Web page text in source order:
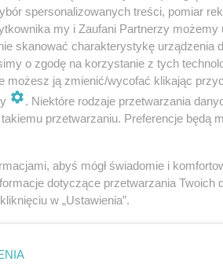
spersonalizowanych treści, pomiar
my i Zaufani Partnerzy
skanować charakterystykę urządzenia
o zgodę na korzystanie z tych
możesz ją zmienić/wycofać klikając
. Niektóre rodzaje przetwarzania
przetwarzaniu. Preferencje będą
abyś mógł świadomie i
dotyczące przetwarzania Twoich
w „Ustawienia”.